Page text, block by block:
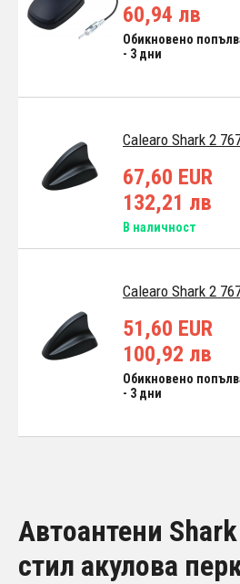
60,94 лв
Обикновено
- 3 дни
Calearo Shark 2
67,60 EUR
132,21 лв
В наличност
Calearo Shark 2
51,60 EUR
100,92 лв
Обикновено
- 3 дни
Автоантени
стил акулова